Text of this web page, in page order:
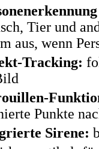
Tier und
aus, wenn
Tracking:
Punkte
Sirene: